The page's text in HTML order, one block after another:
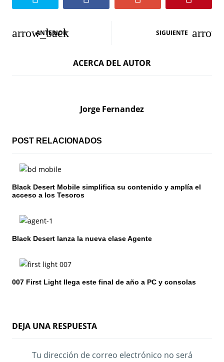
N
c
ó
n
d
e
e
n
a
ANTERIOR SIGUIENTE
ACERCA DEL AUTOR
Jorge Fernandez
POST RELACIONADOS
Black Desert Mobile simplifica su contenido y amplía el
acceso a los Tesoros
Black Desert lanza la nueva clase Agente
007 First Light llega este final de año a PC y consolas
DEJA UNA RESPUESTA
Tu dirección de correo electrónico no será